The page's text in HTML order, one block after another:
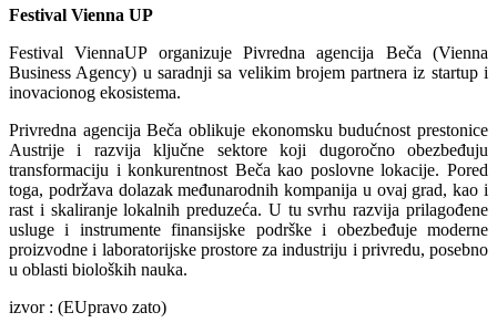
Festival Vienna UP
Festival ViennaUP organizuje Pivredna agencija Beča (Vienna
Business Agency) u saradnji sa velikim brojem partnera iz startup i
inovacionog ekosistema.
Privredna agencija Beča oblikuje ekonomsku budućnost prestonice
Austrije i razvija ključne sektore koji dugoročno obezbeđuju
transformaciju i konkurentnost Beča kao poslovne lokacije. Pored
toga, podržava dolazak međunarodnih kompanija u ovaj grad, kao i
rast i skaliranje lokalnih preduzeća. U tu svrhu razvija prilagođene
usluge i instrumente finansijske podrške i obezbeđuje moderne
proizvodne i laboratorijske prostore za industriju i privredu, posebno
u oblasti bioloških nauka.
izvor : (EUpravo zato)